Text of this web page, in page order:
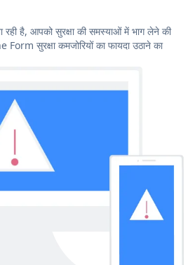
है, आपको सुरक्षा की समस्याओं में भाग लेने की
सुरक्षा कमजोरियों का फायदा उठाने का